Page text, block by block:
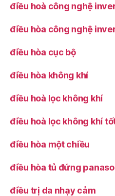
điều hoà công nghệ
điều hòa công nghệ
điều hòa cục bộ
điều hòa không khí
điều hoà lọc không khí
điều hoà lọc không khí
điều hòa một chiều
điều hòa tủ đứng
điều trị da nhạy cảm